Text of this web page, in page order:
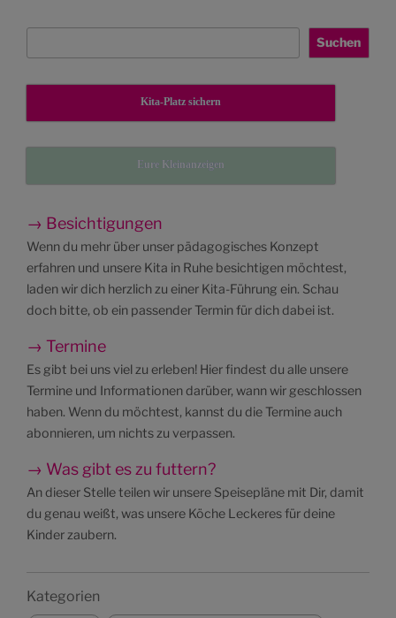
Suchen
Kita-Platz sichern
Eure Kleinanzeigen
→ Besichtigungen
Wenn du mehr über unser pädagogisches Konzept
erfahren und unsere Kita in Ruhe besichtigen möchtest,
laden wir dich herzlich zu einer Kita-Führung ein. Schau
doch bitte, ob ein passender Termin für dich dabei ist.
→ Termine
Es gibt bei uns viel zu erleben! Hier findest du alle unsere
Termine und Informationen darüber, wann wir geschlossen
haben. Wenn du möchtest, kannst du die Termine auch
abonnieren, um nichts zu verpassen.
→ Was gibt es zu futtern?
An dieser Stelle teilen wir unsere Speisepläne mit Dir, damit
du genau weißt, was unsere Köche Leckeres für deine
Kinder zaubern.
Kategorien